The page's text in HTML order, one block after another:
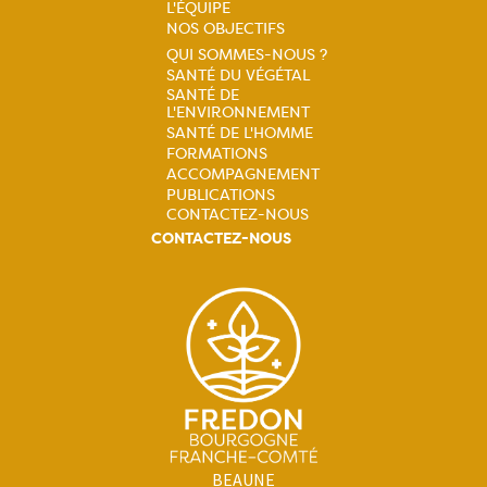
Navigation
principale
L'ÉQUIPE
NOS OBJECTIFS
Navigation
principale
QUI SOMMES-NOUS ?
SANTÉ DU VÉGÉTAL
SANTÉ DE
L'ENVIRONNEMENT
SANTÉ DE L'HOMME
FORMATIONS
ACCOMPAGNEMENT
PUBLICATIONS
CONTACTEZ-NOUS
CONTACTEZ-NOUS
BEAUNE